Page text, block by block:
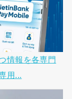
情報を各専門
用...